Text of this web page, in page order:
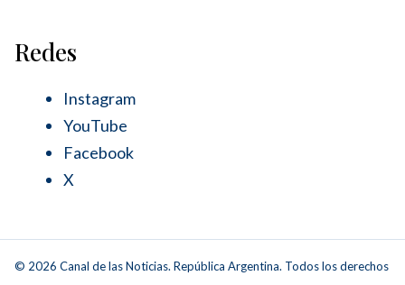
Redes
Instagram
YouTube
Facebook
X
© 2026 Canal de las Noticias. República Argentina. Todos los derechos